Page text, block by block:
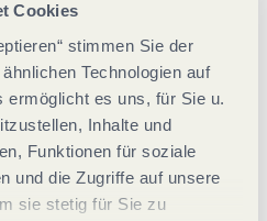
Cookies
stimmen Sie der
Technologien auf
ermöglicht es uns, für Sie u.
Inhalte und
Funktionen für soziale
und die Zugriffe auf unsere
sie stetig für Sie zu